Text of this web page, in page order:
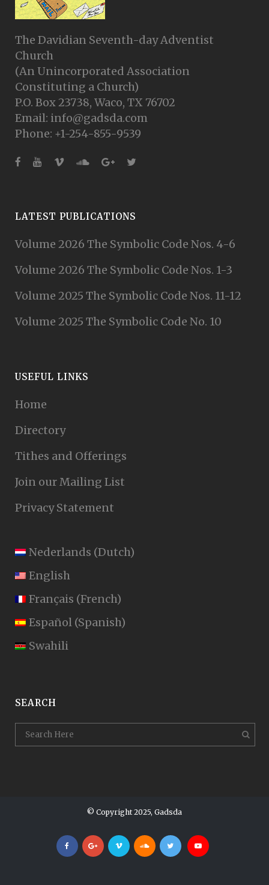
The Davidian Seventh-day Adventist
Church
(An Unincorporated Association
Constituting a Church)
P.O. Box 23738, Waco, TX 76702
Email: info@gadsda.com
Phone: +1-254-855-9539
LATEST PUBLICATIONS
Volume 2026 The Symbolic Code Nos. 4-6
Volume 2026 The Symbolic Code Nos. 1-3
Volume 2025 The Symbolic Code Nos. 11-12
Volume 2025 The Symbolic Code No. 10
USEFUL LINKS
Home
Directory
Tithes and Offerings
Join our Mailing List
Privacy Statement
Nederlands (Dutch)
English
Français (French)
Español (Spanish)
Swahili
SEARCH
© Copyright 2025, Gadsda